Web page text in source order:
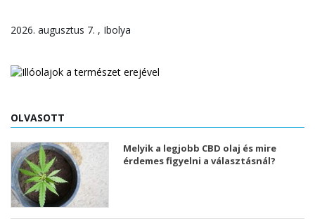
2026. augusztus 7. , Ibolya
OLVASOTT
Melyik a legjobb CBD olaj és mire
érdemes figyelni a választásnál?